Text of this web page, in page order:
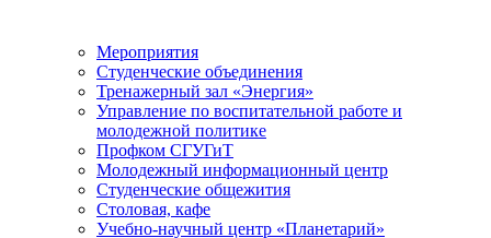
Мероприятия
Студенческие объединения
Тренажерный зал «Энергия»
Управление по воспитательной работе и
молодежной политике
Профком СГУГиТ
Молодежный информационный центр
Студенческие общежития
Столовая, кафе
Учебно-научный центр «Планетарий»